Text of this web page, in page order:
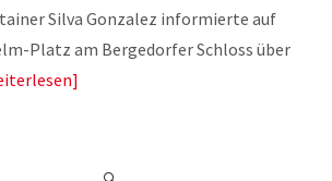
Silva Gonzalez informierte auf
Platz am Bergedorfer Schloss über